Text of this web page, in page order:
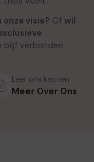
onze visie? Of wil
blijf verbonden
Leer ons kennen
Meer Over Ons